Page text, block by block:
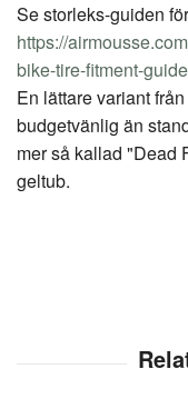
Se storleks-guiden
https://
bike-tire-fitment-
En lättare variant
budgetvänlig än
mer så kallad "Dead
geltub.